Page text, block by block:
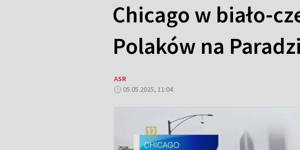
Chicago w biało-
Polaków na
ASR
05.05.2025, 11:04